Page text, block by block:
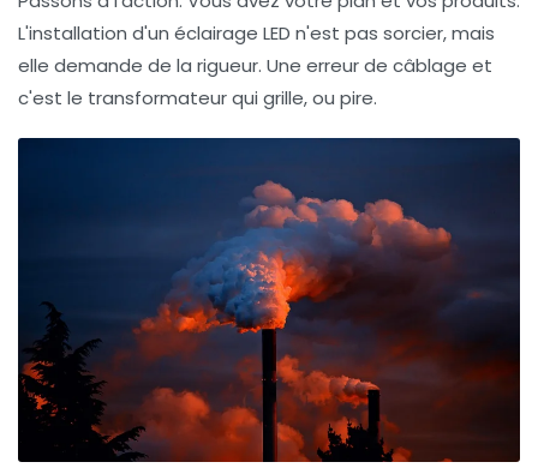
L'installation d'un éclairage LED n'est pas sorcier, mais
elle demande de la rigueur. Une erreur de câblage et
c'est le transformateur qui grille, ou pire.